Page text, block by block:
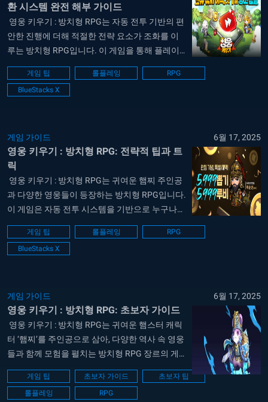
환 시스템 완전 해부 가이드
영웅 키우기 : 방치형 RPG는 자동 전투 기반의 편
안한 진행에 더해 적절한 전략 요소가 조화를 이
루는 방치형 RPG입니다. 이 게임을 통해 플레이
어는 귀여운 주인공 ‘햄찌’를 중심으로, 다양한 영
웅을 수집하고 장비를 파밍하며 전투력을 높이는
경험을 하게 됩니다. 이 게임은 월드 맵과 몬스터
게임 팁 롤플레잉
RPG
BlueStacks X
게임 가이드 6월 17, 2025
영웅 키우기 : 방치형 RPG: 전략적 팁과 트
릭
영웅 키우기 : 방치형 RPG는 귀여운 햄찌 주인공
과 다양한 영웅들이 등장하는 방치형 RPG입니다.
이 게임은 자동 전투 시스템을 기반으로 누구나
쉽게 플레이할 수 있지만, 세부 콘텐츠와 전략적
요소까지 겸비해 깊이 있는 재미를 선사하는 게임
입니다. 본 가이드에서는 영웅 키우기의 전반적인
게임 팁 롤플레잉
RPG
BlueStacks X
게임 가이드 6월 17, 2025
영웅 키우기 : 방치형 RPG: 초보자 가이드
영웅 키우기 : 방치형 RPG는 귀여운 햄스터 캐릭
터 ‘햄찌’를 주인공으로 삼아, 다양한 역사 속 영웅
들과 함께 모험을 펼치는 방치형 RPG 장르의 게
임입니다. 자동 전투 시스템을 기반으로 별다른
조작 없이도 캐릭터가 성장하며, 직관적인 인터페
이스와 다양한 콘텐츠로 방치형 장르에 익숙하지
게임 팁 초보자 가이드
초보자 팁
롤플레잉
RPG